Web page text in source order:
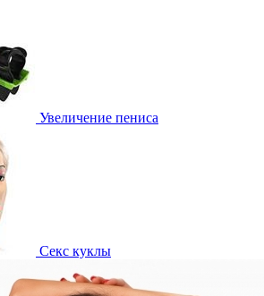
Увеличение пениса
Секс куклы